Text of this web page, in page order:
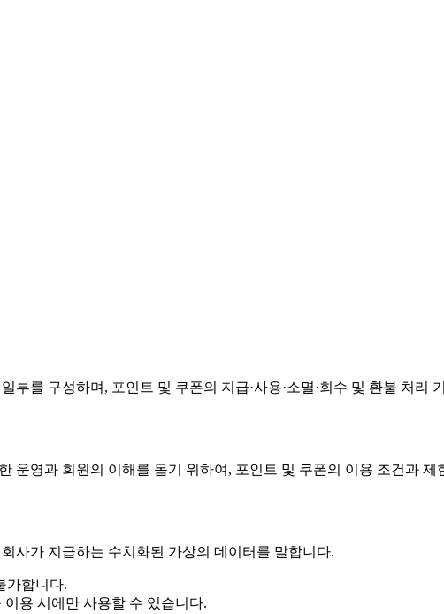
부를 구성하며, 포인트 및 쿠폰의 지급·사용·소멸·회수 및 환불 처리
운영과 회원의 이해를 돕기 위하여, 포인트 및 쿠폰의 이용 조건과
사가 지급하는 수치화된 가상의 데이터를 말합니다.
가합니다.
용 시에만 사용할 수 있습니다.